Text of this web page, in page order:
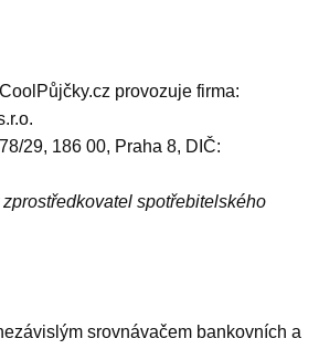
provozuje firma:
29, 186 00, Praha 8, DIČ:
spotřebitelského
srovnávačem bankovních a